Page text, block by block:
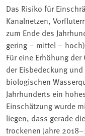
Das Risiko für
Kanalnetzen,
zum Ende des
gering – mittel –
Für eine Erhöhung
der Eisbedeckung
biologischen
Jahrhunderts ein
Einschätzung wurde
liegen, dass gerade
trockenen Jahre